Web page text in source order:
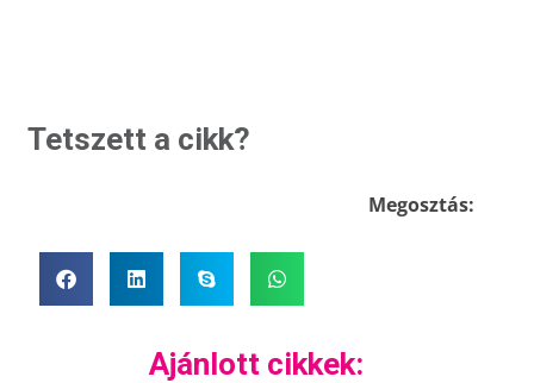
Tetszett a cikk?
Megosztás:
Ajánlott cikkek: